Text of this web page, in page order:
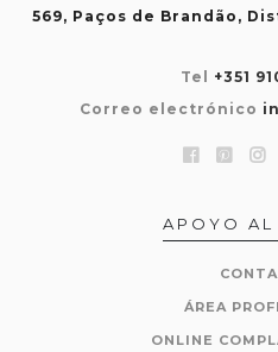
569, Paços de Brandão,
Tel +351
Correo electrónico
APOYO AL
ÁREA
ONLINE